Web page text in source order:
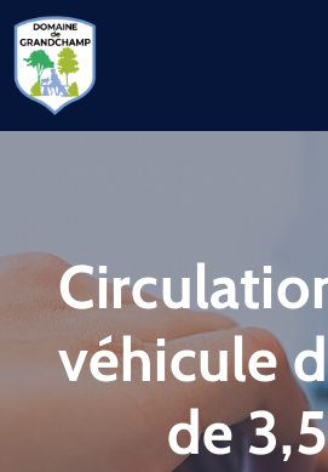
ACCUEIL
DEMANDES
CONTACTS
véhicule
de